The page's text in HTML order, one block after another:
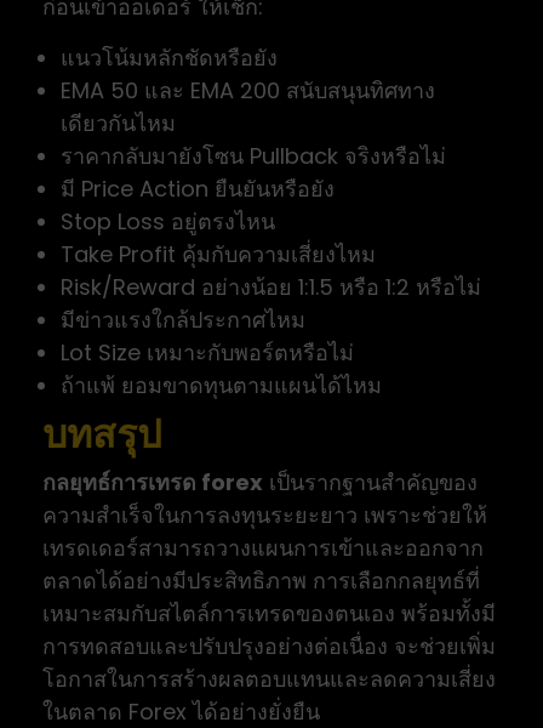
ก่อนเข้าออเดอร์ ให้เช็ก:
แนวโน้มหลักชัดหรือยัง
EMA 50 และ EMA 200 สนับสนุนทิศทาง
เดียวกันไหม
ราคากลับมายังโซน Pullback จริงหรือไม่
มี Price Action ยืนยันหรือยัง
Stop Loss อยู่ตรงไหน
Take Profit คุ้มกับความเสี่ยงไหม
Risk/Reward อย่างน้อย 1:1.5 หรือ 1:2 หรือไม่
มีข่าวแรงใกล้ประกาศไหม
Lot Size เหมาะกับพอร์ตหรือไม่
ถ้าแพ้ ยอมขาดทุนตามแผนได้ไหม
บทสรุป
กลยุทธ์การเทรด forex เป็นรากฐานสำคัญของ
ความสำเร็จในการลงทุนระยะยาว เพราะช่วยให้
เทรดเดอร์สามารถวางแผนการเข้าและออกจาก
ตลาดได้อย่างมีประสิทธิภาพ การเลือกกลยุทธ์ที่
เหมาะสมกับสไตล์การเทรดของตนเอง พร้อมทั้งมี
การทดสอบและปรับปรุงอย่างต่อเนื่อง จะช่วยเพิ่ม
โอกาสในการสร้างผลตอบแทนและลดความเสี่ยง
ในตลาด Forex ได้อย่างยั่งยืน